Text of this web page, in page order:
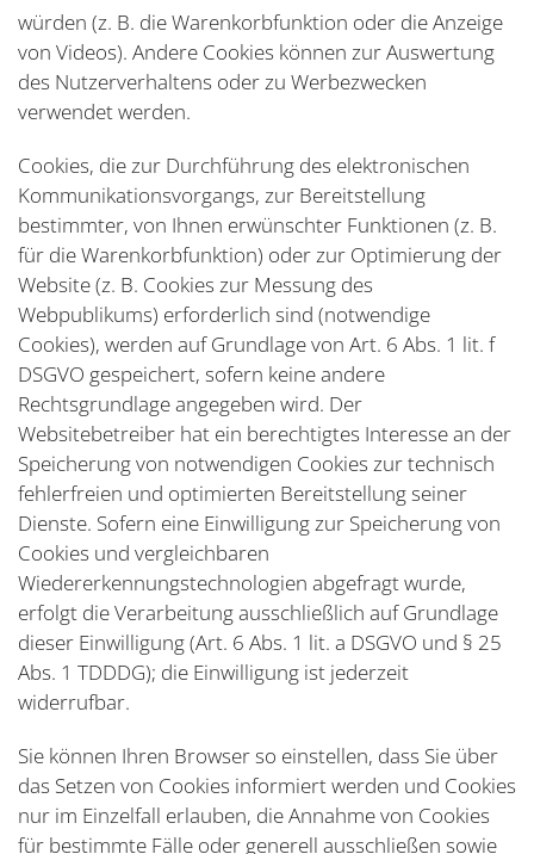
würden (z. B. die Warenkorbfunktion oder die Anzeige
von Videos). Andere Cookies können zur Auswertung
des Nutzerverhaltens oder zu Werbezwecken
verwendet werden.
Cookies, die zur Durchführung des elektronischen
Kommunikationsvorgangs, zur Bereitstellung
bestimmter, von Ihnen erwünschter Funktionen (z. B.
für die Warenkorbfunktion) oder zur Optimierung der
Website (z. B. Cookies zur Messung des
Webpublikums) erforderlich sind (notwendige
Cookies), werden auf Grundlage von Art. 6 Abs. 1 lit. f
DSGVO gespeichert, sofern keine andere
Rechtsgrundlage angegeben wird. Der
Websitebetreiber hat ein berechtigtes Interesse an der
Speicherung von notwendigen Cookies zur technisch
fehlerfreien und optimierten Bereitstellung seiner
Dienste. Sofern eine Einwilligung zur Speicherung von
Cookies und vergleichbaren
Wiedererkennungstechnologien abgefragt wurde,
erfolgt die Verarbeitung ausschließlich auf Grundlage
dieser Einwilligung (Art. 6 Abs. 1 lit. a DSGVO und § 25
Abs. 1 TDDDG); die Einwilligung ist jederzeit
widerrufbar.
Sie können Ihren Browser so einstellen, dass Sie über
das Setzen von Cookies informiert werden und Cookies
nur im Einzelfall erlauben, die Annahme von Cookies
für bestimmte Fälle oder generell ausschließen sowie